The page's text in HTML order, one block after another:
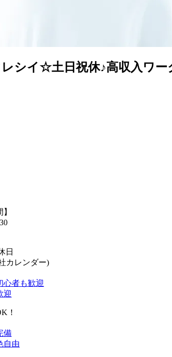
シイ☆土日祝休♪高収入ワー
日
カレンダー)
心者も歓迎
迎
！
備
自由